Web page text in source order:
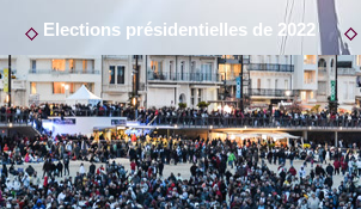
Elections présidentielles de 2022